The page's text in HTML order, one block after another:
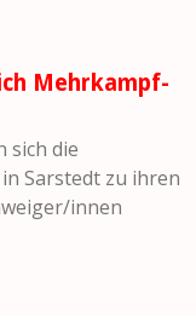
Mehrkampf-
sich die
Sarstedt zu ihren
innen